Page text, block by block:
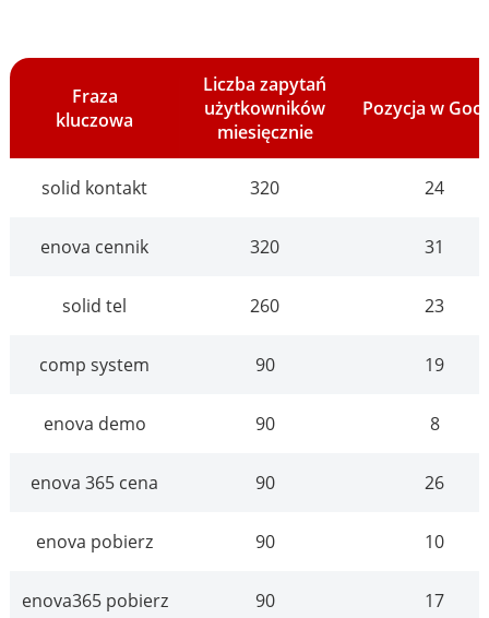
Fraza
kluczowa
Liczba zapytań
użytkowników
miesięcznie
Pozycja w
solid kontakt 320 24
enova cennik 320 31
solid tel 260 23
comp system 90 19
enova demo 90 8
enova 365 cena 90 26
enova pobierz 90 10
enova365 pobierz 90 17